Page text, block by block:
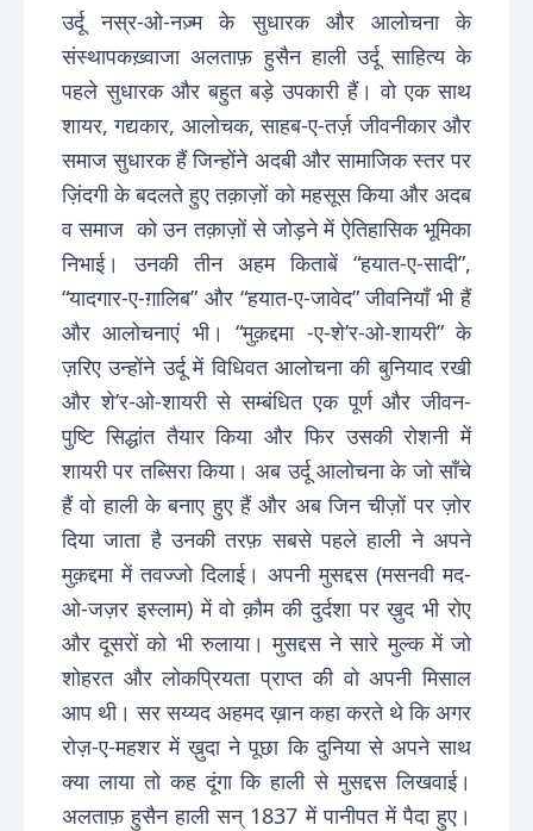
उर्दू नस्र-ओ-नज़्म के सुधारक और आलोचना के
संस्थापकख़्वाजा अलताफ़ हुसैन हाली उर्दू साहित्य के
पहले सुधारक और बहुत बड़े उपकारी हैं। वो एक साथ
शायर, गद्यकार, आलोचक, साहब-ए-तर्ज़ जीवनीकार और
समाज सुधारक हैं जिन्होंने अदबी और सामाजिक स्तर पर
ज़िंदगी के बदलते हुए तक़ाज़ों को महसूस किया और अदब
व समाज को उन तक़ाज़ों से जोड़ने में ऐतिहासिक भूमिका
निभाई। उनकी तीन अहम किताबें “हयात-ए-सादी”,
“यादगार-ए-ग़ालिब” और “हयात-ए-जावेद” जीवनियाँ भी हैं
और आलोचनाएं भी। “मुक़द्दमा -ए-शे’र-ओ-शायरी” के
ज़रिए उन्होंने उर्दू में विधिवत आलोचना की बुनियाद रखी
और शे’र-ओ-शायरी से सम्बंधित एक पूर्ण और जीवन-
पुष्टि सिद्धांत तैयार किया और फिर उसकी रोशनी में
शायरी पर तब्सिरा किया। अब उर्दू आलोचना के जो साँचे
हैं वो हाली के बनाए हुए हैं और अब जिन चीज़ों पर ज़ोर
दिया जाता है उनकी तरफ़ सबसे पहले हाली ने अपने
मुक़द्दमा में तवज्जो दिलाई। अपनी मुसद्दस (मसनवी मद-
ओ-जज़र इस्लाम) में वो क़ौम की दुर्दशा पर ख़ुद भी रोए
और दूसरों को भी रुलाया। मुसद्दस ने सारे मुल्क में जो
शोहरत और लोकप्रियता प्राप्त की वो अपनी मिसाल
आप थी। सर सय्यद अहमद ख़ान कहा करते थे कि अगर
रोज़-ए-महशर में ख़ुदा ने पूछा कि दुनिया से अपने साथ
क्या लाया तो कह दूंगा कि हाली से मुसद्दस लिखवाई।
अलताफ़ हुसैन हाली सन् 1837 में पानीपत में पैदा हुए।